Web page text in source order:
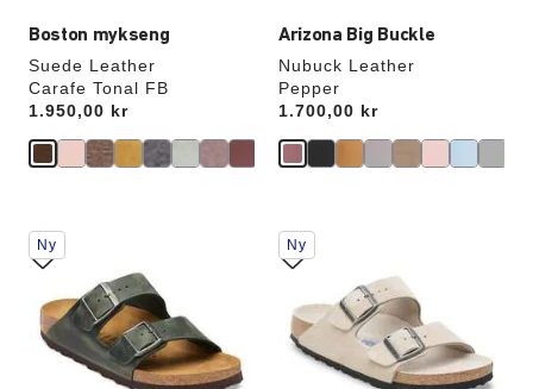
Boston mykseng
Suede Leather
Carafe Tonal FB
Price:
1.950,00 kr
Arizona Big Buckle
Nubuck Leather
Pepper
Price:
1.700,00 kr
Samhandling
med
swatch-
farger
oppdatere
produktbildet
Ny
Samhandling
med
swatch-
oppdatere
produktbildet
Ny